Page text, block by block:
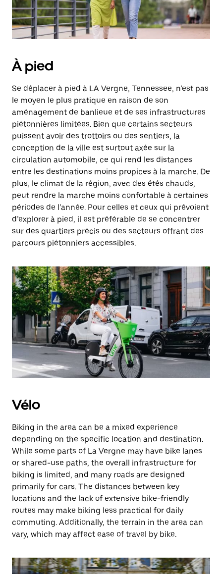
À pied
Se déplacer à pied à LA Vergne, Tennessee, n’est pas
le moyen le plus pratique en raison de son
aménagement de banlieue et de ses infrastructures
piétonnières limitées. Bien que certains secteurs
puissent avoir des trottoirs ou des sentiers, la
conception de la ville est surtout axée sur la
circulation automobile, ce qui rend les distances
entre les destinations moins propices à la marche. De
plus, le climat de la région, avec des étés chauds,
peut rendre la marche moins confortable à certaines
périodes de l’année. Pour celles et ceux qui prévoient
d’explorer à pied, il est préférable de se concentrer
sur des quartiers précis ou des secteurs offrant des
parcours piétonniers accessibles.
Vélo
Biking in the area can be a mixed experience
depending on the specific location and destination.
While some parts of La Vergne may have bike lanes
or shared-use paths, the overall infrastructure for
biking is limited, and many roads are designed
primarily for cars. The distances between key
locations and the lack of extensive bike-friendly
routes may make biking less practical for daily
commuting. Additionally, the terrain in the area can
vary, which may affect ease of travel by bike.